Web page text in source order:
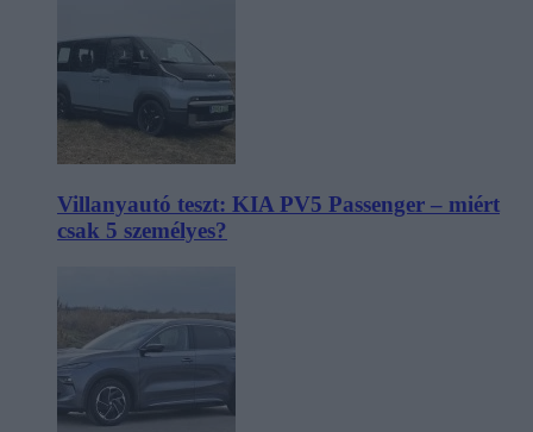
Villanyautó teszt: KIA PV5 Passenger – miért
csak 5 személyes?